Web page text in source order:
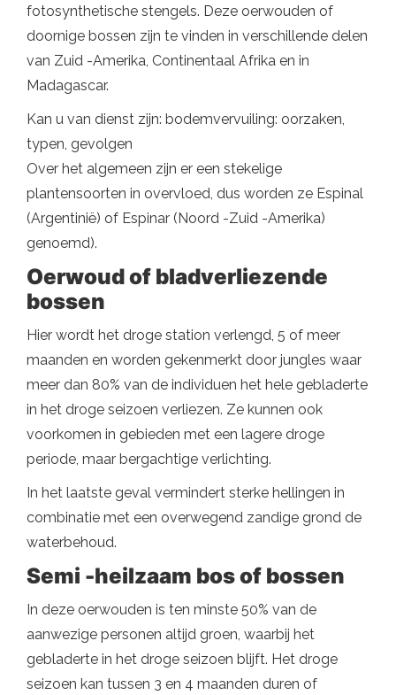
fotosynthetische stengels. Deze oerwouden of
doornige bossen zijn te vinden in verschillende delen
van Zuid -Amerika, Continentaal Afrika en in
Madagascar.
Kan u van dienst zijn: bodemvervuiling: oorzaken,
typen, gevolgen
Over het algemeen zijn er een stekelige
plantensoorten in overvloed, dus worden ze Espinal
(Argentinië) of Espinar (Noord -Zuid -Amerika)
genoemd).
Oerwoud of bladverliezende
bossen
Hier wordt het droge station verlengd, 5 of meer
maanden en worden gekenmerkt door jungles waar
meer dan 80% van de individuen het hele gebladerte
in het droge seizoen verliezen. Ze kunnen ook
voorkomen in gebieden met een lagere droge
periode, maar bergachtige verlichting.
In het laatste geval vermindert sterke hellingen in
combinatie met een overwegend zandige grond de
waterbehoud.
Semi -heilzaam bos of bossen
In deze oerwouden is ten minste 50% van de
aanwezige personen altijd groen, waarbij het
gebladerte in het droge seizoen blijft. Het droge
seizoen kan tussen 3 en 4 maanden duren of